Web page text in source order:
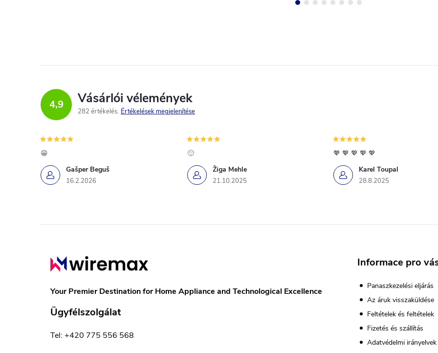
4,9 Vásárlói vélemények
282 értékelés Értékelések megjelenítése
Gašper Beguš
16.2.2026
😁
Žiga Mehle
21.10.2025
🙂
Karel Toupal
28.8.2025
💖 💖 💖 💖 💖
Your Premier Destination for Home Appliance and Technological Excellence
Ügyfélszolgálat
Tel: +420 775 556 568
Informace pro
Panaszkezelési eljárás
Az áruk visszaküldése
Feltételek és feltételek
Fizetés és szállítás
Adatvédelmi irányelvek